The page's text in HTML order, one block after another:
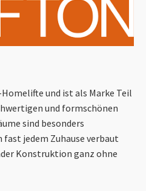
und ist als Marke Teil
und formschönen
sind besonders
jedem Zuhause verbaut
Konstruktion ganz ohne